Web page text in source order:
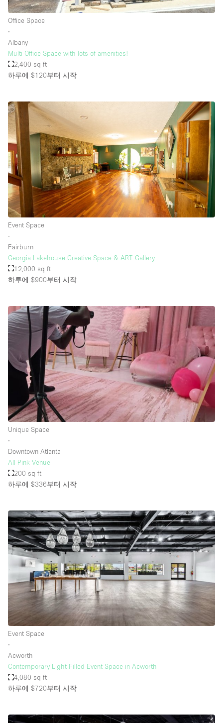
Office Space
∙
Albany
Multi-Office Space with lots of amenities!
2,400 sq ft
하루에 $120부터 시작
Event Space
∙
Fairburn
Georgia Lakehouse Creative Space & ART Gallery
12,000 sq ft
하루에 $900부터 시작
Unique Space
∙
Downtown Atlanta
All Pink Venue
200 sq ft
하루에 $336부터 시작
Event Space
∙
Acworth
Contemporary Light-Filled Event Space in Acworth
4,080 sq ft
하루에 $720부터 시작